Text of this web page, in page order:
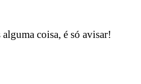
coisa, é só avisar!